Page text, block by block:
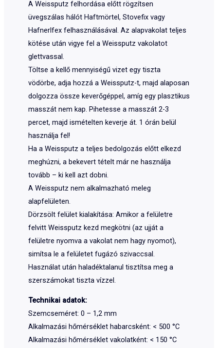
A Weissputz felhordása előtt rögzítsen
üvegszálas hálót Haftmörtel, Stovefix vagy
Hafnerlfex felhasználásával. Az alapvakolat teljes
kötése után vigye fel a Weissputz vakolatot
glettvassal.
Töltse a kellő mennyiségű vizet egy tiszta
vödörbe, adja hozzá a Weissputz-t, majd alaposan
dolgozza össze keverőgéppel, amíg egy plasztikus
masszát nem kap. Pihetesse a masszát 2-3
percet, majd ismételten keverje át. 1 órán belül
használja fel!
Ha a Weissputz a teljes bedolgozás előtt elkezd
meghúzni, a bekevert tételt már ne használja
tovább – ki kell azt dobni.
A Weissputz nem alkalmazható meleg
alapfelületen.
Dörzsölt felület kialakítása: Amikor a felületre
felvitt Weissputz kezd megkötni (az ujját a
felületre nyomva a vakolat nem hagy nyomot),
simítsa le a felületet fugázó szivaccsal.
Használat után haladéktalanul tisztítsa meg a
szerszámokat tiszta vízzel.
Technikai adatok:
Szemcseméret: 0 – 1,2 mm
Alkalmazási hőmérséklet habarcsként: < 500 °C
Alkalmazási hőmérséklet vakolatként: < 150 °C